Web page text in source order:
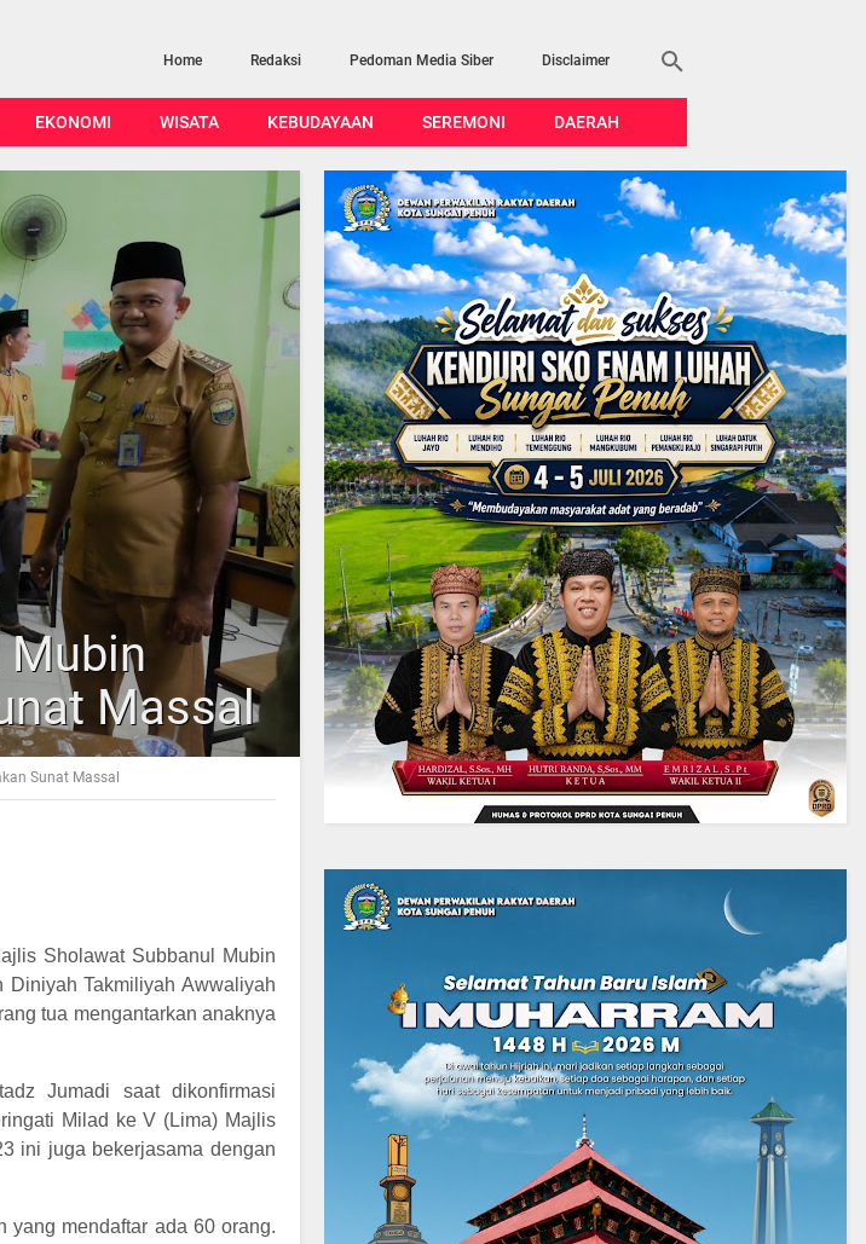
Home Redaksi Pedoman Media Siber Disclaimer
EKONOMI WISATA KEBUDAYAAN SEREMONI DAERAH
Massal
Sunat Massal
Sholawat Subbanul Mubin
Diniyah Takmiliyah Awwaliyah
tua mengantarkan anaknya
Jumadi saat dikonfirmasi
Milad ke V (Lima) Majlis
ini juga bekerjasama dengan
yang mendaftar ada 60 orang.